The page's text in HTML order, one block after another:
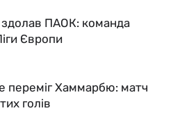
здолав ПАОК: команда
Європи
переміг Хаммарбю: матч
голів